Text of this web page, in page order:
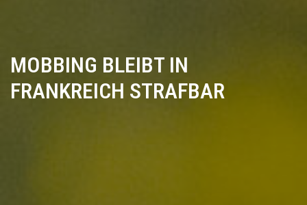
MOBBING BLEIBT IN
FRANKREICH STRAFBAR